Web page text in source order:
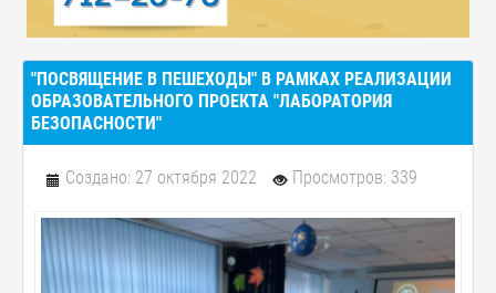
"ПОСВЯЩЕНИЕ В ПЕШЕХОДЫ" В РАМКАХ РЕАЛИЗАЦИИ
ОБРАЗОВАТЕЛЬНОГО ПРОЕКТА "ЛАБОРАТОРИЯ
БЕЗОПАСНОСТИ"
Создано: 27 октября 2022 Просмотров: 339